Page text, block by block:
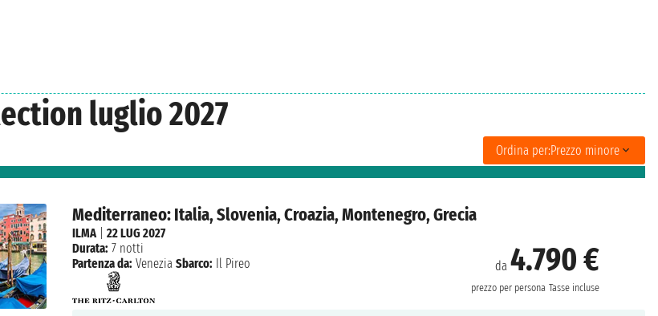
luglio 2027
Ordina per:Prezzo minore
Mediterraneo: Italia, Slovenia, Croazia, Montenegro, Grecia
da4.790 €
prezzo per persona Tasse incluse
ILMA|22 LUG 2027
Durata: 7 notti
Partenza da: Venezia Sbarco: Il Pireo